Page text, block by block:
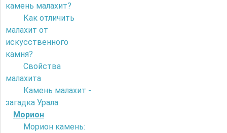
камень малахит?
Как отличить
малахит от
искусственного
камня?
Свойства
малахита
Камень малахит -
загадка Урала
Морион
Морион камень: